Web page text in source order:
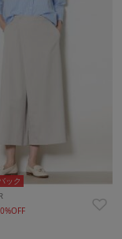
ック